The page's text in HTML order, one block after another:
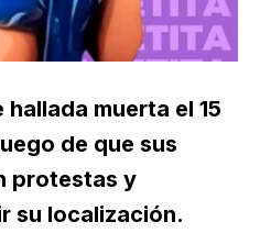
muerta el 15
de que sus
protestas y
su localización.